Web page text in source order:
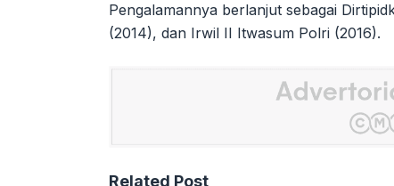
Pengalamannya berlanjut sebagai
(2014), dan Irwil II Itwasum Polri (2016).
Related Post